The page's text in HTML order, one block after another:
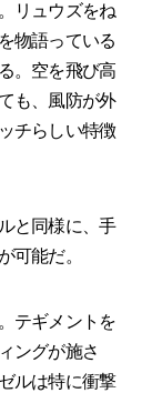
リュウズをね
物語っている
。空を飛び高
も、風防が外
チらしい特徴
と同様に、手
可能だ。
テギメントを
ングが施さ
ルは特に衝撃